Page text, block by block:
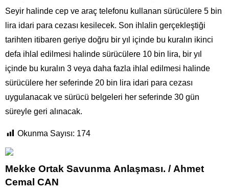
Seyir halinde cep ve araç telefonu kullanan sürücülere 5 bin
lira idari para cezası kesilecek. Son ihlalin gerçekleştiği
tarihten itibaren geriye doğru bir yıl içinde bu kuralın ikinci
defa ihlal edilmesi halinde sürücülere 10 bin lira, bir yıl
içinde bu kuralın 3 veya daha fazla ihlal edilmesi halinde
sürücülere her seferinde 20 bin lira idari para cezası
uygulanacak ve sürücü belgeleri her seferinde 30 gün
süreyle geri alınacak.
Okunma Sayısı: 174
Mekke Ortak Savunma Anlaşması. / Ahmet
Cemal CAN